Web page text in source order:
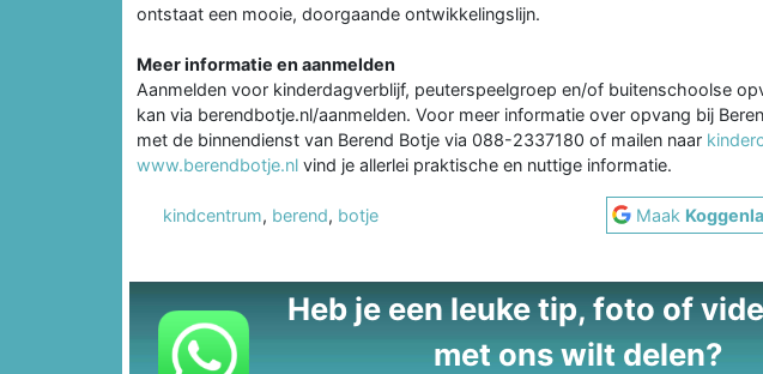
ontstaat een mooie, doorgaande ontwikkelingslijn.
Meer informatie en aanmelden
Aanmelden voor kinderdagverblijf, peuterspeelgroep en/of buitenschoolse
kan via berendbotje.nl/aanmelden. Voor meer informatie over opvang bij
met de binnendienst van Berend Botje via 088-2337180 of mailen naar
www.berendbotje.nl vind je allerlei praktische en nuttige informatie.
kindcentrum, berend, botje Maak
Heb je een leuke tip, foto of
met ons wilt delen?